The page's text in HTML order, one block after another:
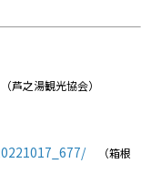
（芦之湯観光協会）
（箱根